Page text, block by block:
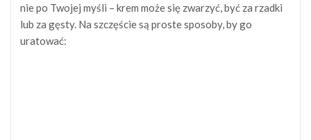
nie po Twojej myśli – krem może się zwarzyć, być za rzadki
lub za gęsty. Na szczęście są proste sposoby, by go
uratować: